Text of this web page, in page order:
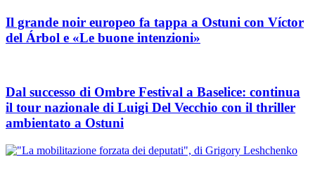
Il grande noir europeo fa tappa a Ostuni con Víctor
del Árbol e «Le buone intenzioni»
Dal successo di Ombre Festival a Baselice: continua
il tour nazionale di Luigi Del Vecchio con il thriller
ambientato a Ostuni